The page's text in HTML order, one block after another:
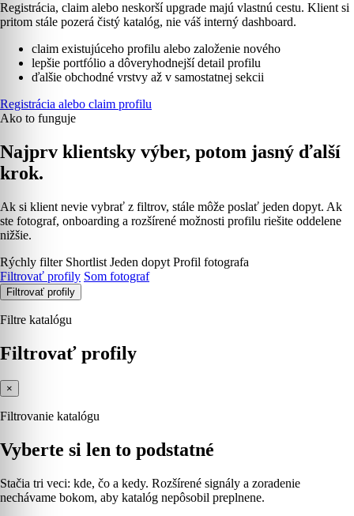
Registrácia, claim alebo neskorší upgrade majú vlastnú cestu. Klient si
pritom stále pozerá čistý katalóg, nie váš interný dashboard.
claim existujúceho profilu alebo založenie nového
lepšie portfólio a dôveryhodnejší detail profilu
ďalšie obchodné vrstvy až v samostatnej sekcii
Registrácia alebo claim profilu
Ako to funguje
Najprv klientsky výber, potom jasný ďalší
krok.
Ak si klient nevie vybrať z filtrov, stále môže poslať jeden dopyt. Ak
ste fotograf, onboarding a rozšírené možnosti profilu riešite oddelene
nižšie.
Rýchly filter Shortlist Jeden dopyt Profil fotografa
Filtrovať profily Som fotograf
Filtrovať profily
Filtre katalógu
Filtrovať profily
×
Filtrovanie katalógu
Vyberte si len to podstatné
Stačia tri veci: kde, čo a kedy. Rozšírené signály a zoradenie
nechávame bokom, aby katalóg nepôsobil preplnene.